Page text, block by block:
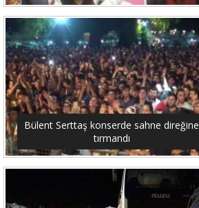
Bülent Serttaş konserde sahne direğine
tırmandı